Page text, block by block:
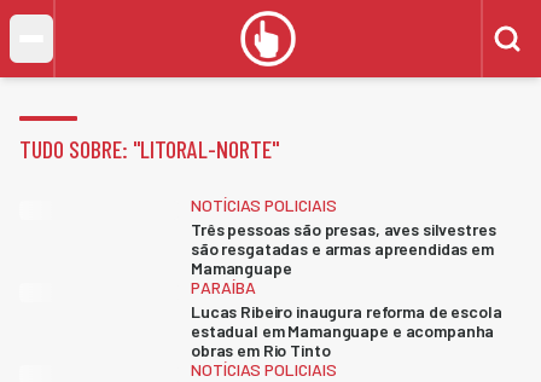
TUDO SOBRE: "LITORAL-NORTE"
NOTÍCIAS POLICIAIS
Três pessoas são presas, aves silvestres
são resgatadas e armas apreendidas em
Mamanguape
PARAÍBA
Lucas Ribeiro inaugura reforma de escola
estadual em Mamanguape e acompanha
obras em Rio Tinto
NOTÍCIAS POLICIAIS